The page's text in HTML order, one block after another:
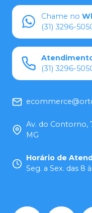
Chame no
(31) 3296-
(31) 3296-
Av. do Contorno,
MG
Horário de
Seg. a Sex. das 8